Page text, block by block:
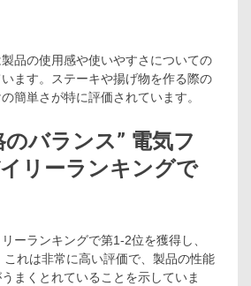
品の使用感や使いやすさについての
ます。ステーキや揚げ物を作る際の
簡単さが特に評価されています。
のバランス” 電気フ
リーランキングで
ーランキングで第1-2位を獲得し、
れは非常に高い評価で、製品の性能
まくとれていることを示していま